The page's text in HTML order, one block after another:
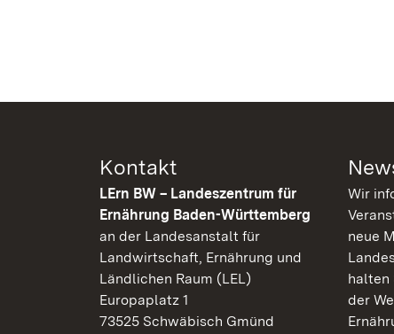
Kontakt
LErn BW – Landeszentrum für
Ernährung Baden-Württemberg
an der Landesanstalt für
Landwirtschaft, Ernährung und
Ländlichen Raum (LEL)
Europaplatz 1
73525 Schwäbisch Gmünd
Wir
neue
halten
der